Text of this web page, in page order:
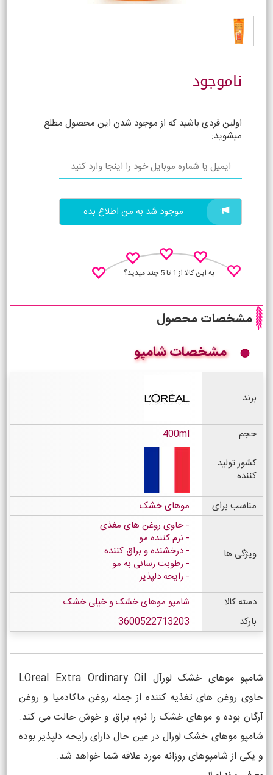
ناموجود
اولین فردی باشید که از موجود شدن این محصول مطلع
میشوید:
موجود شد به من اطلاع بده
به این کالا از 1 تا 5 چند میدید؟
نظـر منو اعلام کن
مشخصات محصول
مشخصات شامپو
برند
حجم
400ml
کشور تولید
کننده
مناسب برای
موهای خشک
ویژگی ها
حاوی روغن های مغذی
نرم کننده مو
درخشنده و براق کننده
رطوبت رسانی به مو
رایحه دلپذیر
دسته کالا
شامپو موهای خشک و خیلی خشک
بارکد
3600522713203
شامپو موهای خشک لورآل LOreal Extra Ordinary Oil
حاوی روغن های تغذیه کننده از جمله روغن ماکادمیا و روغن
آرگان بوده و موهای خشک را نرم، براق و خوش حالت می کند.
شامپو موهای خشک لورال در عین حال دارای رایحه دلپذیر بوده
و یکی از شامپوهای روزانه مورد علاقه شما خواهد شد.